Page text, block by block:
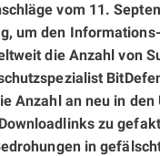
vom 11.
um den
die Anzahl von
Anzahl an neu in
zu
in